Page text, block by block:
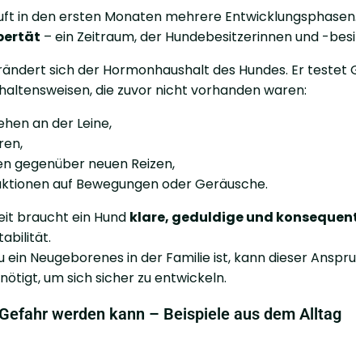
in den ersten Monaten mehrere
– ein Zeitraum, der Hundebesitzerinnen und -
sich der Hormonhaushalt des Hundes. Er
die zuvor nicht vorhanden waren:
an der Leine,
gegenüber neuen Reizen,
auf Bewegungen oder Geräusche.
braucht ein Hund klare, geduldige und
ein Neugeborenes in der Familie ist, kann dieser
um sich sicher zu entwickeln.
werden kann – Beispiele aus dem Alltag